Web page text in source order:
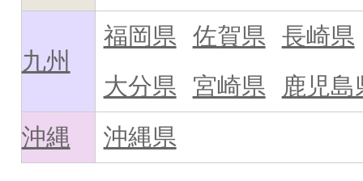
九州
福岡県 佐賀県 長崎県
大分県
宮崎県
鹿児島
沖縄
沖縄県